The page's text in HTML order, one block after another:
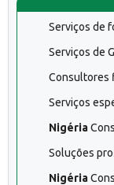
Serviços de
Serviços de
Consultores
Serviços
Nigéria
Soluções
Nigéria